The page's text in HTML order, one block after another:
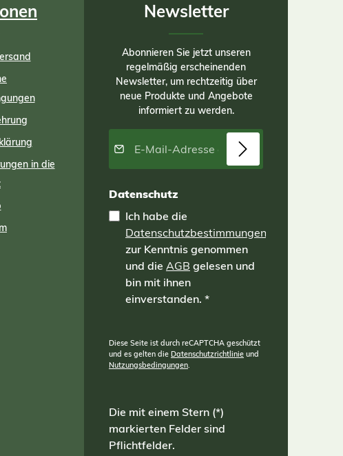
in die
Newsletter
Abonnieren Sie jetzt unseren
regelmäßig erscheinenden
Newsletter, um rechtzeitig über
neue Produkte und Angebote
informiert zu werden.
E-Mail-Adresse*
Datenschutz
Ich habe die
Datenschutzbestimmungen
zur Kenntnis genommen
und die AGB gelesen und
bin mit ihnen
einverstanden. *
Diese Seite ist durch reCAPTCHA geschützt
und es gelten die Datenschutzrichtlinie und
Nutzungsbedingungen.
Die mit einem Stern (*)
markierten Felder sind
Pflichtfelder.